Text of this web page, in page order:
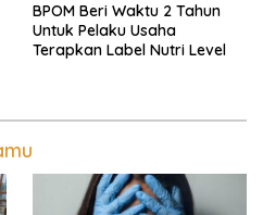
BPOM Beri Waktu 2 Tahun
Untuk Pelaku Usaha
Terapkan Label Nutri Level